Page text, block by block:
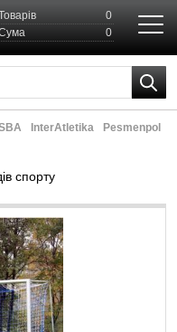
0
0
InterAtletika
Pesmenpol
спорту